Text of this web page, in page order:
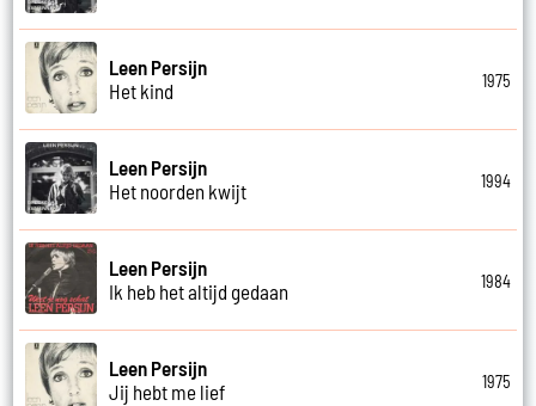
Leen Persijn
Het kind
1975
Leen Persijn
Het noorden kwijt
1994
Leen Persijn
Ik heb het altijd gedaan
1984
Leen Persijn
Jij hebt me lief
1975